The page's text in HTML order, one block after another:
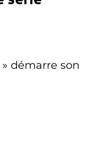
» démarre son